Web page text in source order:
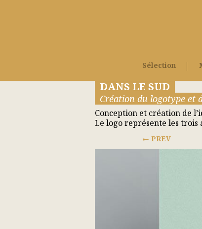
Sélection
DANS LE SUD
Création du logotype et
Conception et création de
Le logo représente les
PREV